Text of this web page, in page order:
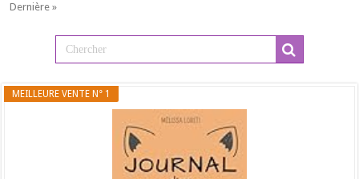
Dernière »
MEILLEURE VENTE N° 1